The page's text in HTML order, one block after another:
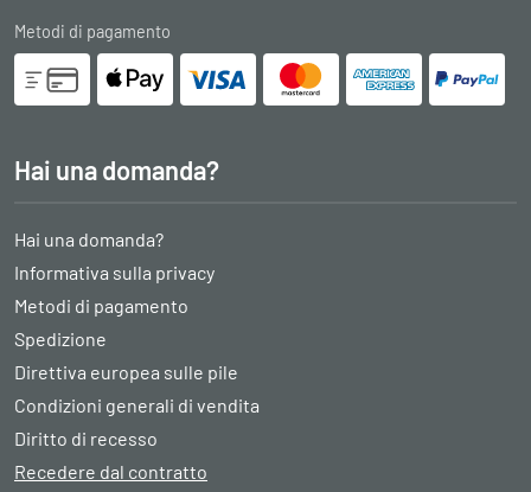
Metodi di pagamento
Hai una domanda?
Hai una domanda?
Informativa sulla privacy
Metodi di pagamento
Spedizione
Direttiva europea sulle pile
Condizioni generali di vendita
Diritto di recesso
Recedere dal contratto